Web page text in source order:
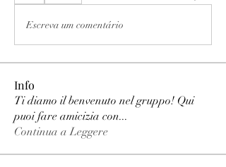
Escreva um comentário
Info
Ti diamo il benvenuto nel gruppo! Qui
puoi fare amicizia con...
Continua a Leggere